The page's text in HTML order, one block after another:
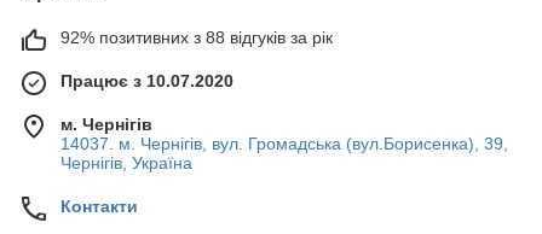
92% позитивних з 88 відгуків за рік
Працює з 10.07.2020
м. Чернігів
14037. м. Чернігів, вул. Громадська (вул.Борисенка), 39,
Чернігів, Україна
Контакти